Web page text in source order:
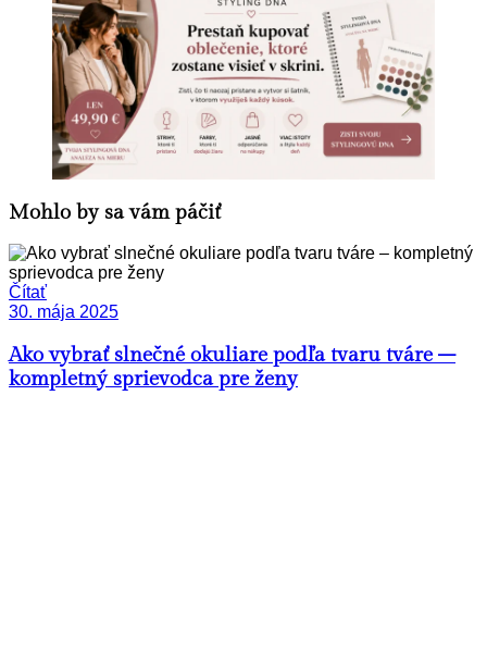
Mohlo by sa vám páčiť
Čítať
30. mája 2025
Ako vybrať slnečné okuliare podľa tvaru tváre –
kompletný sprievodca pre ženy